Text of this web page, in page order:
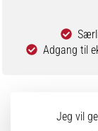
Adgang til
Jeg vil